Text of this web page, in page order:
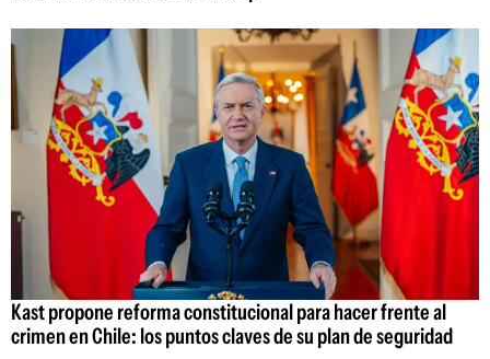
Kast propone reforma constitucional para hacer frente al
crimen en Chile: los puntos claves de su plan de seguridad